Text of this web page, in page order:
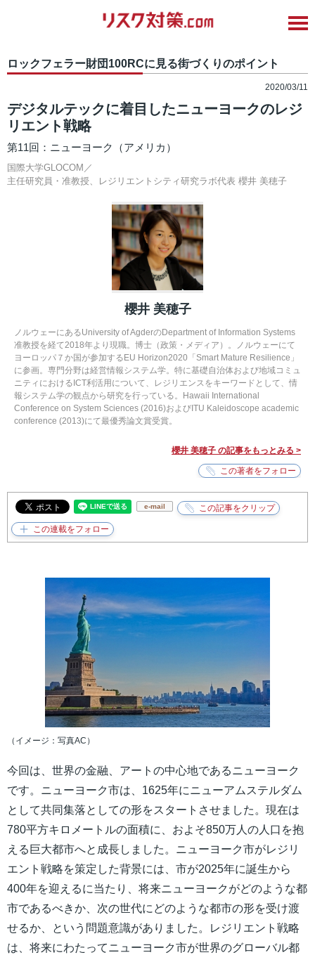
ロックフェラー財団100RCに見る街づくりのポイント
2020/03/11
デジタルテックに着目したニューヨークのレジ
リエント戦略
第11回：ニューヨーク（アメリカ）
国際大学GLOCOM／
主任研究員・准教授、レジリエントシティ研究ラボ代表 櫻井 美穂子
櫻井 美穂子
ノルウェーにあるUniversity of AgderのDepartment of Information Systems
准教授を経て2018年より現職。博士（政策・メディア）。ノルウェーにて
ヨーロッパ７か国が参加するEU Horizon2020「Smart Mature Resilience」
に参画。専門分野は経営情報システム学。特に基礎自治体および地域コミュ
ニティにおけるICT利活用について、レジリエンスをキーワードとして、情
報システム学の観点から研究を行っている。Hawaii International
Conference on System Sciences (2016)およびITU Kaleidoscope academic
conference (2013)にて最優秀論文賞受賞。
櫻井 美穂子 の記事をもっとみる >
e-mail
（イメージ：写真AC）
今回は、世界の金融、アートの中心地であるニューヨーク
です。ニューヨーク市は、1625年にニューアムステルダム
として共同集落としての形をスタートさせました。現在は
780平方キロメートルの面積に、およそ850万人の人口を抱
える巨大都市へと成長しました。ニューヨーク市がレジリ
エント戦略を策定した背景には、市が2025年に誕生から
400年を迎えるに当たり、将来ニューヨークがどのような都
市であるべきか、次の世代にどのような都市の形を受け渡
せるか、という問題意識がありました。レジリエント戦略
は、将来にわたってニューヨーク市が世界のグローバル都